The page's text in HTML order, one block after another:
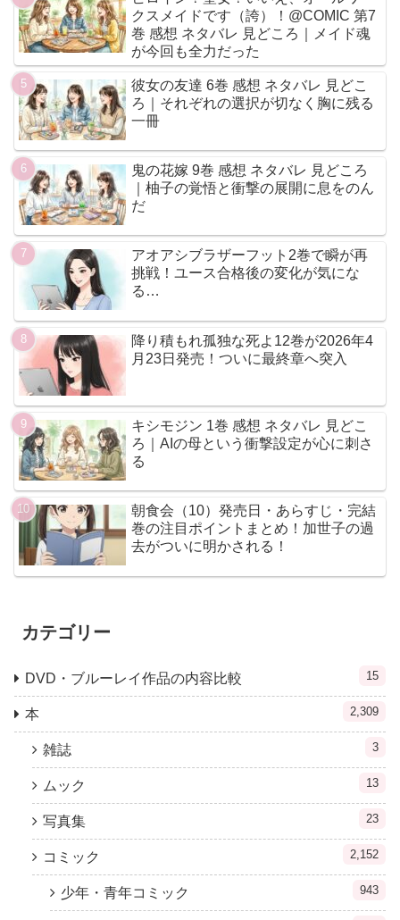
クスメイドです（誇）！@COMIC 第7
巻 感想 ネタバレ 見どころ｜メイド魂
が今回も全力だった
彼女の友達 6巻 感想 ネタバレ 見どこ
ろ｜それぞれの選択が切なく胸に残る
一冊
鬼の花嫁 9巻 感想 ネタバレ 見どころ
｜柚子の覚悟と衝撃の展開に息をのん
だ
アオアシブラザーフット2巻で瞬が再
挑戦！ユース合格後の変化が気にな
る…
降り積もれ孤独な死よ12巻が2026年4
月23日発売！ついに最終章へ突入
キシモジン 1巻 感想 ネタバレ 見どこ
ろ｜AIの母という衝撃設定が心に刺さ
る
朝食会（10）発売日・あらすじ・完結
巻の注目ポイントまとめ！加世子の過
去がついに明かされる！
カテゴリー
DVD・ブルーレイ作品の内容比較 15
本 2,309
雑誌 3
ムック 13
写真集 23
コミック 2,152
少年・青年コミック 943